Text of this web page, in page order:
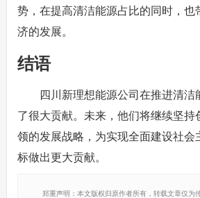
势，在提高清洁能源占比的同时，也
济的发展。
结语
四川新理想能源公司在推进清洁
了很大贡献。未来，他们将继续坚持
领的发展战略，为实现全面建设社会
标做出更大贡献。
郑重声明：本文版权归原作者所有，转载文章仅为